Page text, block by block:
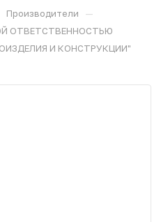
Производители —
ОТВЕТСТВЕННОСТЬЮ
И КОНСТРУКЦИИ"